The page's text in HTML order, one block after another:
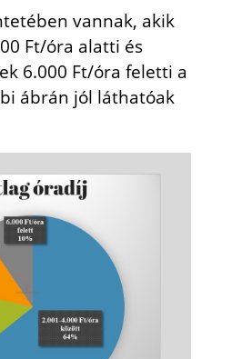
vannak, akik
Ft/óra alatti és
6.000 Ft/óra feletti a
ábrán jól láthatóak